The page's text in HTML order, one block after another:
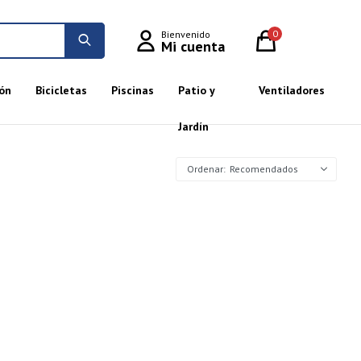
Bicicletas Piscinas Patio y
Jardín
Ventiladores
0
Recomendados